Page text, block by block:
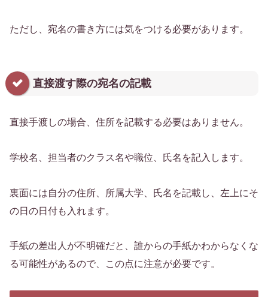
ただし、宛名の書き方には気をつける必要があります。
直接渡す際の宛名の記載
直接手渡しの場合、住所を記載する必要はありません。
学校名、担当者のクラス名や職位、氏名を記入します。
裏面には自分の住所、所属大学、氏名を記載し、左上にそ
の日の日付も入れます。
手紙の差出人が不明確だと、誰からの手紙かわからなくな
る可能性があるので、この点に注意が必要です。